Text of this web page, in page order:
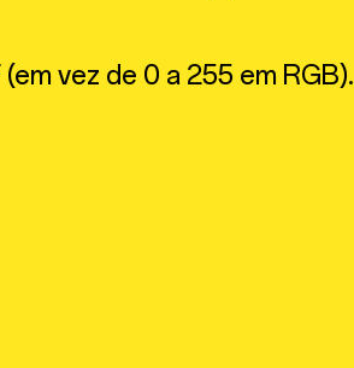
vez de 0 a 255 em RGB).